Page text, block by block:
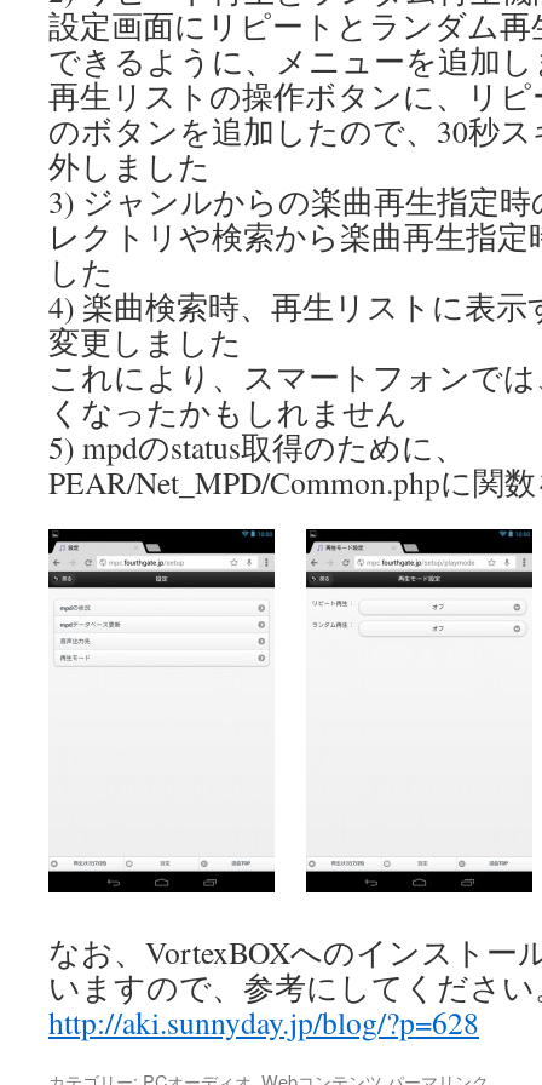
設定画面にリピートとランダム
できるように、メニューを追加
再生リストの操作ボタンに、リ
のボタンを追加したので、30秒
外しました
3) ジャンルからの楽曲再生指定
レクトリや検索から楽曲再生指
した
4) 楽曲検索時、再生リストに表
変更しました
これにより、スマートフォンで
くなったかもしれません
5) mpdのstatus取得のために、
PEAR/Net_MPD/Common.phpに関
なお、VortexBOXへのインストー
いますので、参考にしてください
http://aki.sunnyday.jp/blog/?p=628